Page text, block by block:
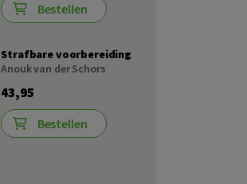
Bestellen
Strafbare voorbereiding
Anouk van der Schors
43,95
Bestellen